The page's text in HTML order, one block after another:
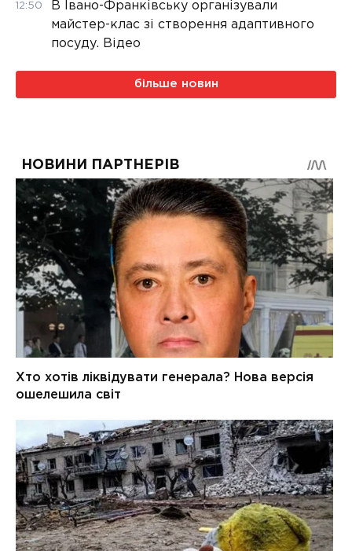
12:50
В Івано-Франківську організували
майстер-клас зі створення адаптивного
посуду. Відео
більше новин